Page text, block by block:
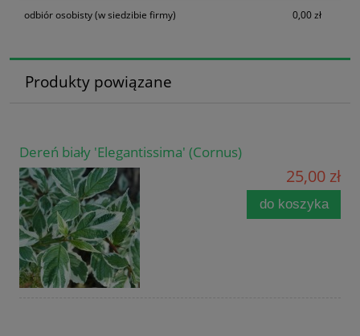
odbiór osobisty(w siedzibie firmy) 0,00 zł
Produkty powiązane
Dereń biały 'Elegantissima' (Cornus)
25,00 zł
do koszyka